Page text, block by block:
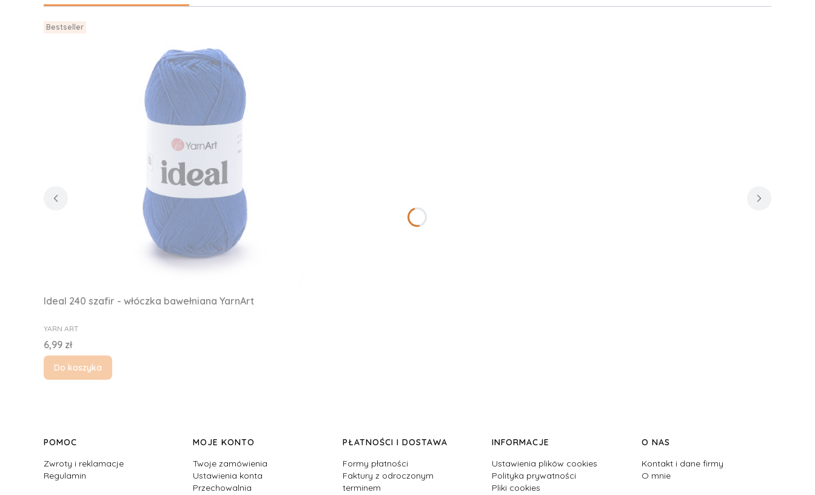
Bestseller
Ideal 240 szafir - włóczka bawełniana YarnArt
PRODUCENT
YARN ART
Cena
6,99 zł
Do koszyka
Linki w stopce
POMOC
Zwroty i reklamacje
Regulamin
MOJE KONTO
Twoje zamówienia
Ustawienia konta
Przechowalnia
PŁATNOŚCI I DOSTAWA
Formy płatności
Faktury z odroczonym
terminem
INFORMACJE
Ustawienia plików cookies
Polityka prywatności
Pliki cookies
O NAS
Kontakt i dane firmy
O mnie